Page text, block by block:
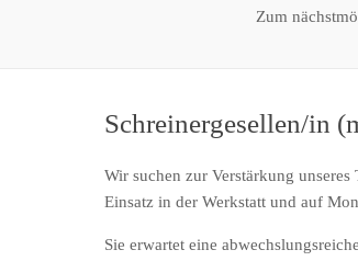
Zum
Schreinergesellen/in
Wir suchen zur Verstärkung
Einsatz in der Werkstatt und auf
Sie erwartet eine